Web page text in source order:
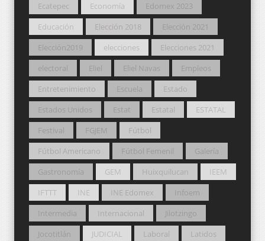
Ecatepec
Economía
Edomex 2023
Educación
Elección 2018
Elección 2021
Elección2019
elecciones
Elecciones 2021
electoral
Eliel Eliel Navas
Empleos
Entretenimiento
Escuela
Estado
Estados Unidos
Estat Estatal
ESTATAL
Festival
FGJEM
Fútbol
Fútbol Americano
Fútbol Femenil
Galería
Gastronomía
GEM Huixquilucan
IEEM
IFTTT
INE INE Edomex
Infoem
Intermedia
Internacional
Jilotzingo
Jocotitlán
JUDICIAL Laboral
Latidos